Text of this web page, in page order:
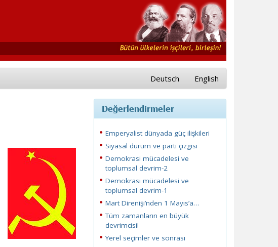
Deutsch English
Değerlendirmeler
Emperyalist dünyada güç ilişkileri
Siyasal durum ve parti çizgisi
Demokrasi mücadelesi ve
toplumsal devrim-2
Demokrasi mücadelesi ve
toplumsal devrim-1
Mart Direnişi’nden 1 Mayıs’a…
Tüm zamanların en büyük
devrimcisi!
Yerel seçimler ve sonrası